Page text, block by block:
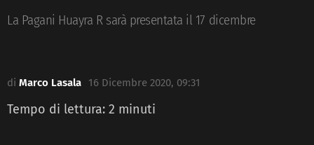
La Pagani Huayra R sarà presentata il 17 dicembre
di Marco Lasala 16 Dicembre 2020, 09:31
Tempo di lettura: 2 minuti